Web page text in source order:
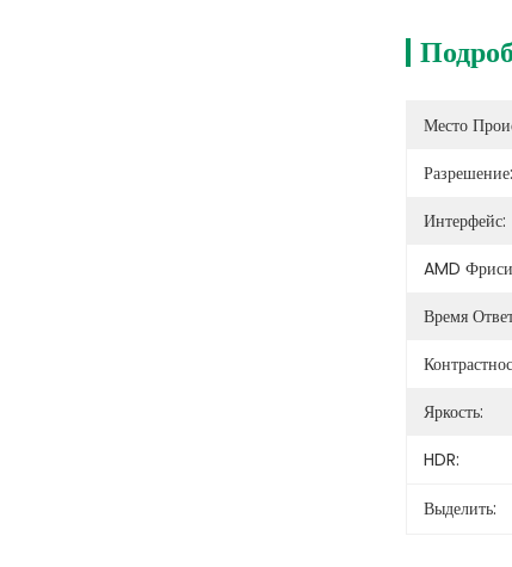
Место
Разрешение:
Интерфейс:
AMD
Время
Яркость:
HDR:
Выделить: